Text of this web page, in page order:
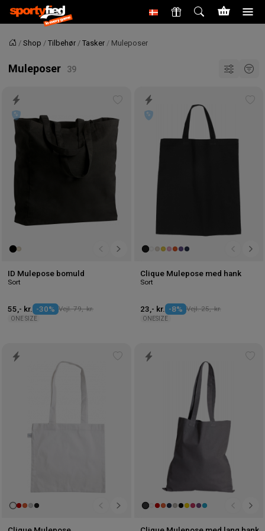
Forside
Shop Tilbehør Tasker Muleposer
Muleposer
til
ønskeliste
ID Mulepose bomuld
Sort
55,- kr. -30% Vejl. 79,- kr.
ONE SIZE
Clique Mulepose med hank
Sort
23,- kr. -8% Vejl. 25,- kr.
ONESIZE